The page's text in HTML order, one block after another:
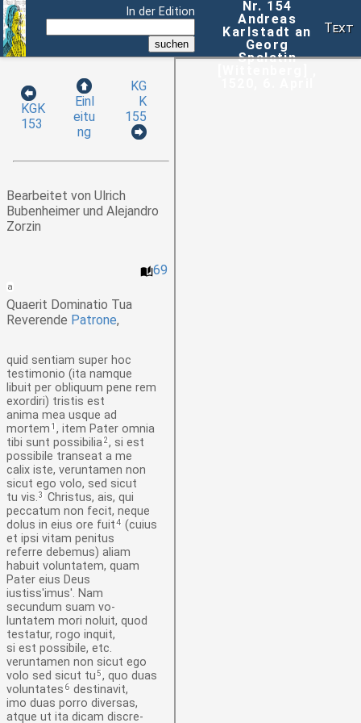
In der Edition
Nr. 154
Andreas
Karlstadt an
Georg
Spalatin
Text
KGK
153
Einl
eitu
ng
KG
K
155
Bearbeitet von Ulrich
Bubenheimer und Alejandro
Zorzin
69
a
Quaerit Dominatio Tua
Reverende Patrone,
quid sentiam super hoc
testimonio (ita namque
libuit per obliquum pene rem
exordiri) tristis est
anima mea usque ad
mortem 1 , item Pater omnia
tibi sunt possibilia2, si est
possibile transeat a me
calix iste, veruntamen non
sicut ego volo, sed sicut
tu vis.3
Christus, ais, qui
peccatum non fecit, neque
dolus in eius ore fuit4 (cuius
et ipsi vitam penitus
referre debemus) aliam
habuit voluntatem, quam
Pater eius Deus
iustiss'imus'. Nam
secundum suam vo-
luntatem mori noluit, quod
testatur, rogo inquit,
si est possibile, etc.
veruntamen non sicut ego
volo sed sicut tu5, quo duas
voluntates 6 destinavit,
imo duas porro diversas,
atque ut ita dicam discre-